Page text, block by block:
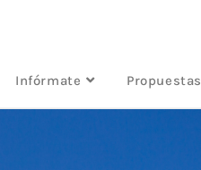
Infórmate Propuestas